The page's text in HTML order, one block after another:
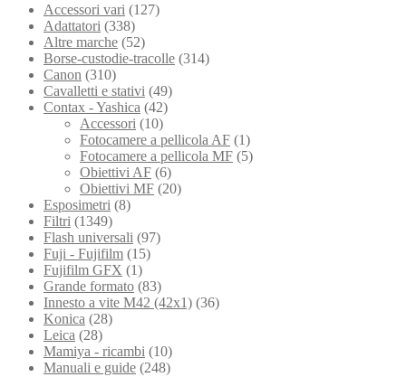
Accessori vari (127)
Adattatori (338)
Altre marche (52)
Borse-custodie-tracolle (314)
Canon (310)
Cavalletti e stativi (49)
Contax - Yashica (42)
Accessori (10)
Fotocamere a pellicola AF (1)
Fotocamere a pellicola MF (5)
Obiettivi AF (6)
Obiettivi MF (20)
Esposimetri (8)
Filtri (1349)
Flash universali (97)
Fuji - Fujifilm (15)
Fujifilm GFX (1)
Grande formato (83)
Innesto a vite M42 (42x1) (36)
Konica (28)
Leica (28)
Mamiya - ricambi (10)
Manuali e guide (248)